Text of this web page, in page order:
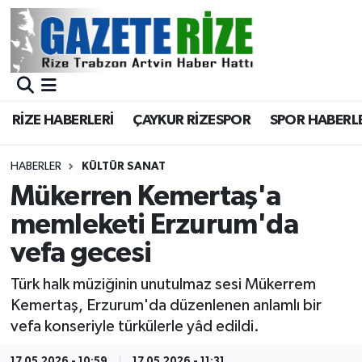
RİZE HABERLERİ ÇAYKUR RİZESPOR SPOR
HABERLER KÜLTÜR SANAT
Mükerren Kemertaş'a
memleketi Erzurum'da
vefa gecesi
Türk halk müziğinin unutulmaz sesi Mükerrem
Kemertaş, Erzurum'da düzenlenen anlamlı bir
vefa konseriyle türkülerle yâd edildi.
BÖLGEMİZ
Asayiş
Rize Jandarma Komutanlığı
Bilim Teknoloji
Bölge
Advertising news
Merkez Nöbetçi Eczaneler
Merkez Trafik Yoğunluk Haritası
Süper Lig Puan Durumu ve Fikstür
Tüm Manşetler
Son Dakika Haberleri
Haber Arşivi